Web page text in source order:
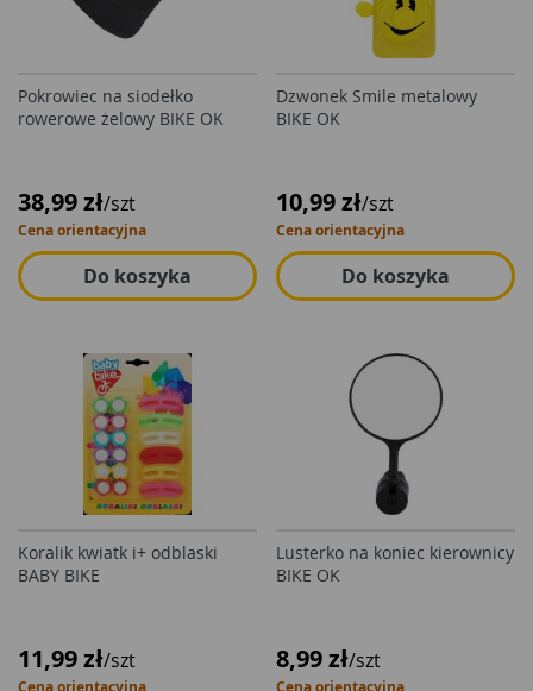
Pokrowiec na siodełko
rowerowe żelowy BIKE OK
38,99 zł/szt
Cena orientacyjna
Do koszyka
Dzwonek Smile metalowy
BIKE OK
10,99 zł/szt
Cena orientacyjna
Do koszyka
Koralik kwiatk i+ odblaski
BABY BIKE
11,99 zł/szt
Cena orientacyjna
Lusterko na koniec kierownicy
BIKE OK
8,99 zł/szt
Cena orientacyjna